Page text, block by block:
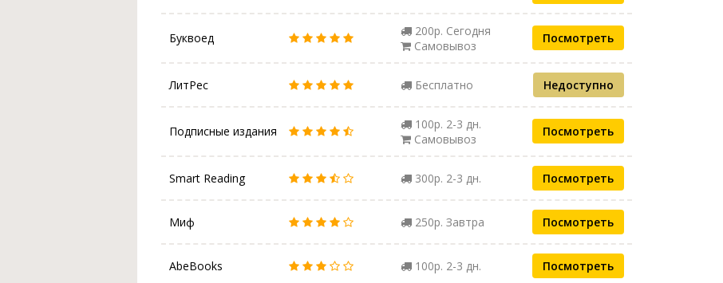
Буквоед
200р. Сегодня
Самовывоз
Посмотреть
ЛитРес Бесплатно Недоступно
Подписные издания
100р. 2-3 дн.
Самовывоз
Посмотреть
Smart Reading 300р. 2-3 дн. Посмотреть
Миф 250р. Завтра Посмотреть
AbeBooks 100р. 2-3 дн. Посмотреть